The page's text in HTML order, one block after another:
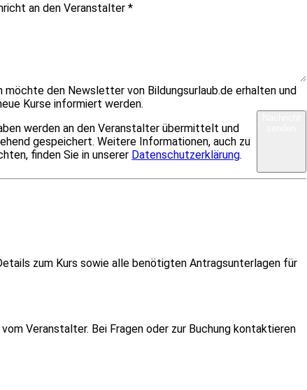
an den Veranstalter*
möchte den Newsletter von Bildungsurlaub.de erhalten und
Kurse informiert werden.
werden an den Veranstalter übermittelt und
gespeichert. Weitere Informationen, auch zu
finden Sie in unserer Datenschutzerklärung.
zum Kurs sowie alle benötigten Antragsunterlagen für
Veranstalter. Bei Fragen oder zur Buchung kontaktieren